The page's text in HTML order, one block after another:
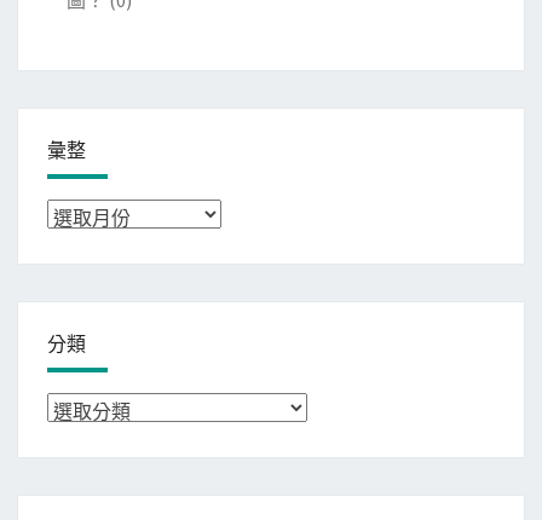
彙整
彙
分類
分